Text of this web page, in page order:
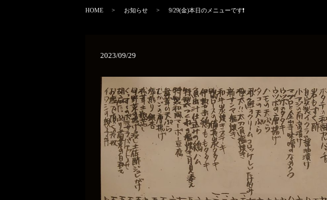
HOME お知らせ 9/29(金)本日のメニューです❗
2023/09/29